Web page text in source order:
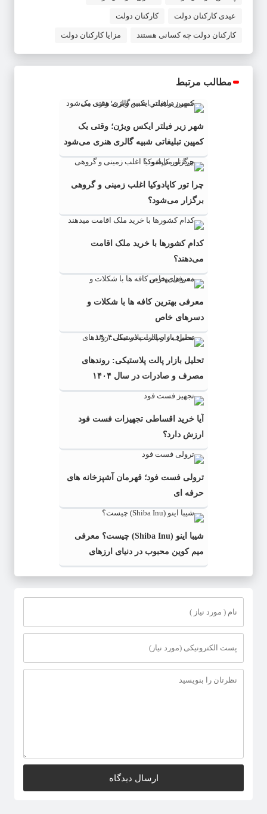
عیدی کارکنان دولت کارکنان دولت
کارکنان دولت چه کسانی هستند مزایا کارکنان دولت
مطالب مرتبط
شهر زیر فیلتر ایکس ویژن؛ وقتی یک
کمپین تبلیغاتی شبیه گالری هنری می‌شود
چرا تور کاپادوکیا اغلب زمینی و گروهی
برگزار می‌شود؟
کدام کشورها با خرید ملک اقامت
می‌دهند؟
معرفی بهترین کافه ها با شکلات و
دسرهای خاص
تحلیل بازار پالت پلاستیکی: روندهای
مصرف و صادرات در سال ۱۴۰۴
آیا خرید اقساطی تجهیزات فست فود
ارزش دارد؟
ترولی فست فود؛ قهرمان آشپزخانه های
حرفه ای
شیبا اینو (Shiba Inu) چیست؟ معرفی
میم کوین محبوب در دنیای ارزهای
دیجیتال